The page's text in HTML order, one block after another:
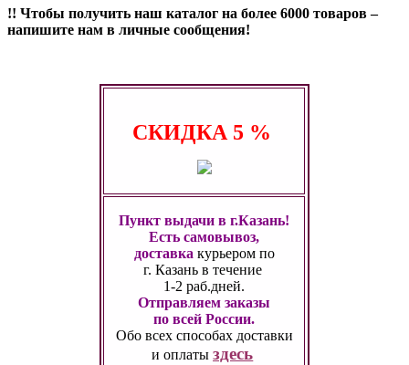
!! Чтобы получить наш каталог на более 6000 товаров –
напишите нам в личные сообщения!
СКИДКА 5 %
Пункт выдачи в г.Казань!
Есть самовывоз,
доставка курьером по
г. Казань в течение
1-2 раб.дней.
Отправляем заказы
по всей России.
Обо всех способах доставки
и оплатыздесь